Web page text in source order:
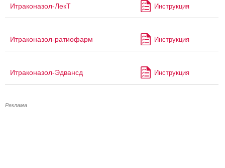
Итраконазол-ЛекТ Инструкция
Итраконазол-ратиофарм Инструкция
Итраконазол-Эдвансд Инструкция
Реклама